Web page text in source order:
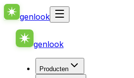
genlook
genlook
Producten